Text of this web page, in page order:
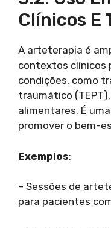
Clínicos E
A arteterapia é
contextos clínicos
condições, como
traumático
alimentares. É
promover o bem-
Exemplos:
– Sessões de
para pacientes